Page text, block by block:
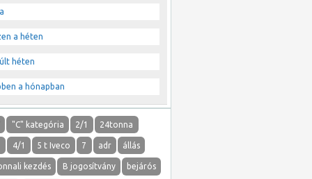
a héten
héten
a hónapban
"C" kategória 2/1 24tonna
4/1 5 t Iveco 7 adr állás
kezdés B jogosítvány bejárós